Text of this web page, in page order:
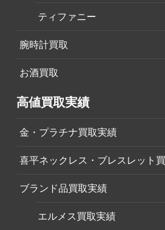
ティファニー
腕時計買取
お酒買取
高値買取実績
金・プラチナ買取実績
喜平ネックレス・ブレスレット
ブランド品買取実績
エルメス買取実績